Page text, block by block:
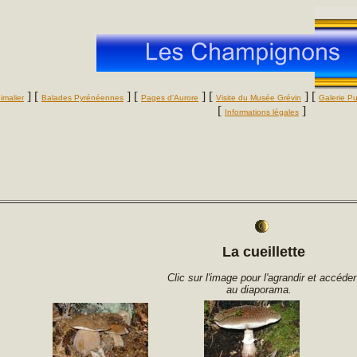
] [ Balades Pyrénéennes ] [ Pages d'Aurore ] [ Visite du Musée Grévin ] [ Galerie
[ Informations légales ]
La cueillette
Clic sur l'image pour l'agrandir et accéder
au diaporama.